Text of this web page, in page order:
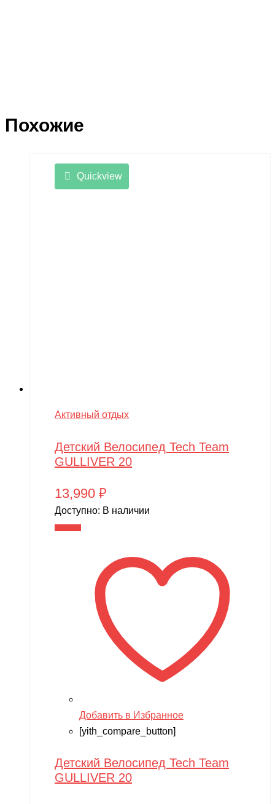
Похожие
Quickview
Активный отдых
Детский Велосипед Tech Team
GULLIVER 20
13,990 ₽
Доступно: В наличии
Добавить в Избранное
[yith_compare_button]
Детский Велосипед Tech Team
GULLIVER 20